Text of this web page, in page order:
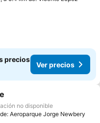
precios
Ver precios
a favoritos
no disponible
Aeroparque Jorge Newbery